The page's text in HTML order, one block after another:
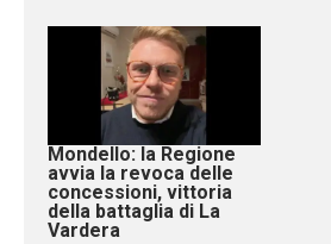
Mondello: la Regione
avvia la revoca delle
concessioni, vittoria
della battaglia di La
Vardera